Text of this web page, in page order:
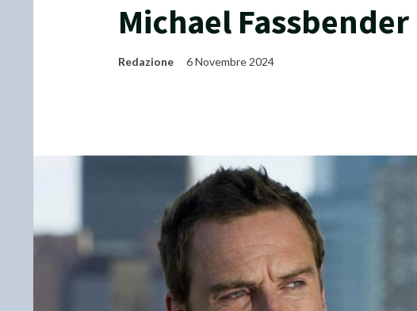
Michael Fassbender
Redazione 6 Novembre 2024